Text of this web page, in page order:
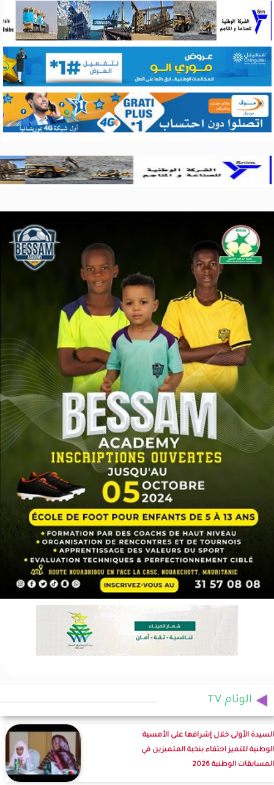
الوئام TV
السيدة الأولى خلال إشرافها على الأمسية
الوطنية للتميز احتفاء بنخبة المتميزين في
المسابقات الوطنية 2026